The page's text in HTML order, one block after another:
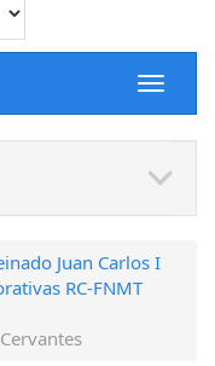
Toggle
Juan Carlos I
RC-FNMT